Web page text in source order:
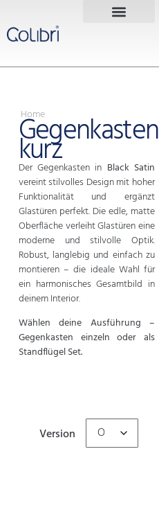
Home
Gegenkasten
kurz
Der Gegenkasten in Black Satin
vereint stilvolles Design mit hoher
Funktionalität und ergänzt
Glastüren perfekt. Die edle, matte
Oberfläche verleiht Glastüren eine
moderne und stilvolle Optik.
Robust, langlebig und einfach zu
montieren – die ideale Wahl für
ein harmonisches Gesamtbild in
deinem Interior.
Wählen deine Ausführung –
Gegenkasten einzeln oder als
Standflügel Set.
Version